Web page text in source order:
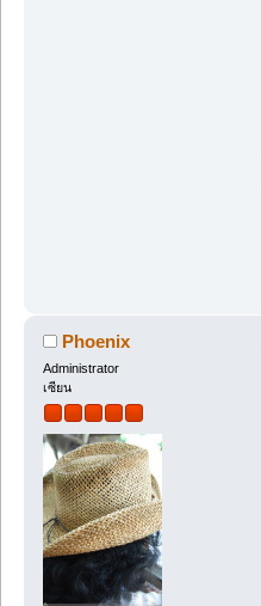
Phoenix
Administrator
เซียน